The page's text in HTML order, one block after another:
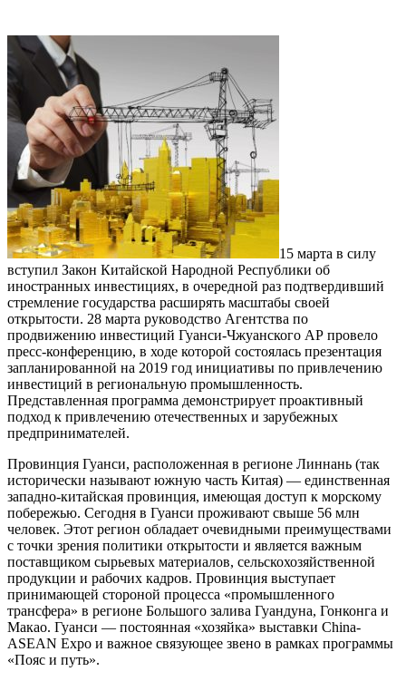
15 марта в силу
вступил Закон Китайской Народной Республики об
иностранных инвестициях, в очередной раз подтвердивший
стремление государства расширять масштабы своей
открытости. 28 марта руководство Агентства по
продвижению инвестиций Гуанси-Чжуанского АР провело
пресс-конференцию, в ходе которой состоялась презентация
запланированной на 2019 год инициативы по привлечению
инвестиций в региональную промышленность.
Представленная программа демонстрирует проактивный
подход к привлечению отечественных и зарубежных
предпринимателей.
Провинция Гуанси, расположенная в регионе Линнань (так
исторически называют южную часть Китая) — единственная
западно-китайская провинция, имеющая доступ к морскому
побережью. Сегодня в Гуанси проживают свыше 56 млн
человек. Этот регион обладает очевидными преимуществами
с точки зрения политики открытости и является важным
поставщиком сырьевых материалов, сельскохозяйственной
продукции и рабочих кадров. Провинция выступает
принимающей стороной процесса «промышленного
трансфера» в регионе Большого залива Гуандуна, Гонконга и
Макао. Гуанси — постоянная «хозяйка» выставки China-
ASEAN Expo и важное связующее звено в рамках программы
«Пояс и путь».